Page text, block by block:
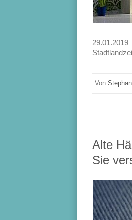
29.01.2019
Von
Alte
Sie